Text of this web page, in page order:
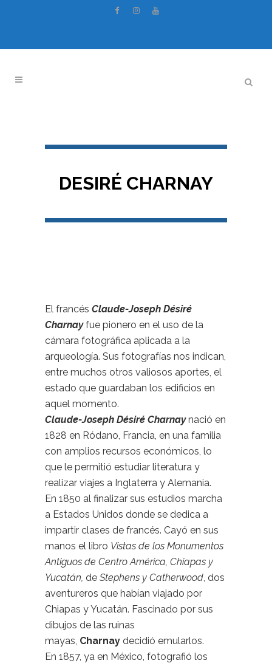
DESIRÉ CHARNAY
El francés Claude-Joseph Désiré
Charnayfue pionero en el uso de la
cámara fotográfica aplicada a la
arqueología. Sus fotografías nos indican,
entre muchos otros valiosos aportes, el
estado que guardaban los edificios en
aquel momento.
Claude-Joseph Désiré Charnaynació en
1828 en Ródano, Francia, en una familia
con amplios recursos económicos, lo
que le permitió estudiar literatura y
realizar viajes a Inglaterra y Alemania.
En 1850 al finalizar sus estudios marcha
a Estados Unidos donde se dedica a
impartir clases de francés. Cayó en sus
manos el libro Vistas de los Monumentos
Antiguos de Centro América, Chiapas y
Yucatán, de Stephens y Catherwood, dos
aventureros que habían viajado por
Chiapas y Yucatán. Fascinado por sus
dibujos de las ruinas
mayas, Charnay decidió emularlos.
En 1857, ya en México, fotografió los